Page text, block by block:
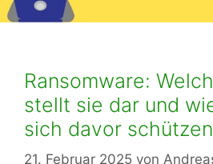
Ransomware:
stellt sie dar und
sich davor
21. Februar 2025 von